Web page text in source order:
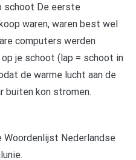
schoot De eerste
waren, waren best wel
computers werden
je schoot (lap = schoot in
de warme lucht aan de
buiten kon stromen.
Nederlandse